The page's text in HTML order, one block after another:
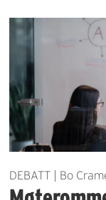
DEBATT | Bo